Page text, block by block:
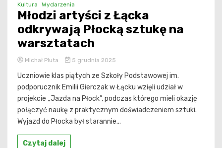
Kultura Wydarzenia
Młodzi artyści z Łącka
odkrywają Płocką sztukę na
warsztatach
Michał Pluta 5 grudnia 2025
Uczniowie klas piątych ze Szkoły Podstawowej im.
podporucznik Emilii Gierczak w Łącku wzięli udział w
projekcie „Jazda na Płock”, podczas którego mieli okazję
połączyć naukę z praktycznym doświadczeniem sztuki.
Wyjazd do Płocka był starannie...
Czytaj dalej